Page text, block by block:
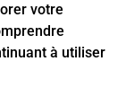
votre
à utiliser